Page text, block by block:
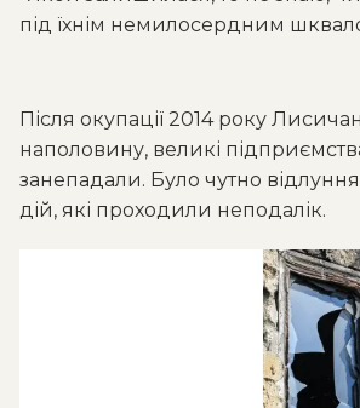
під їхнім немилосердним
Після окупації 2014 року
наполовину, великі
занепадали. Було чутно
дій, які проходили неподалік.